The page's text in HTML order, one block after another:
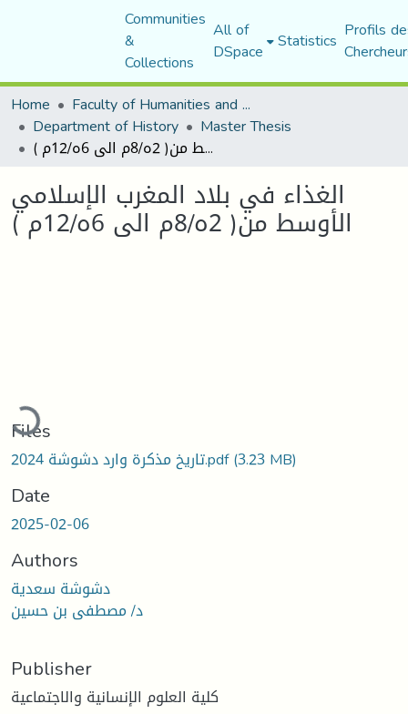
Communities
&
Collections
All of
DSpace Statistics Profils
Home
Faculty of Humanities and Social Sciences
Department of History Master Thesis
الغذاء في بلاد المغرب الإسلامي الأوسط من( 2ه/8م الى 6ه/12م )
الغذاء في بلاد المغرب الإسلامي
الأوسط من( 2ه/8م الى 6ه/12م )
Loading...
Files
تاريخ مذكرة وارد دشوشة 2024.pdf(3.23 MB)
Date
2025-02-06
Authors
دشوشة سعدية
د/ مصطفى بن حسين
Publisher
كلية العلوم الإنسانية والاجتماعية